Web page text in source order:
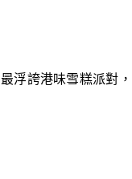
浮誇港味雪糕派對